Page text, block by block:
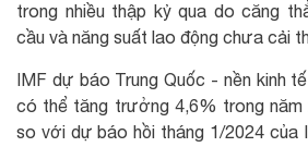
trong nhiều thập kỷ qua do căng
cầu và năng suất lao động chưa cải
IMF dự báo Trung Quốc - nền kinh
có thể tăng trưởng 4,6% trong năm
so với dự báo hồi tháng 1/2024 của